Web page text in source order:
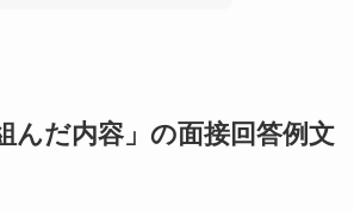
んだ内容」の面接回答例文